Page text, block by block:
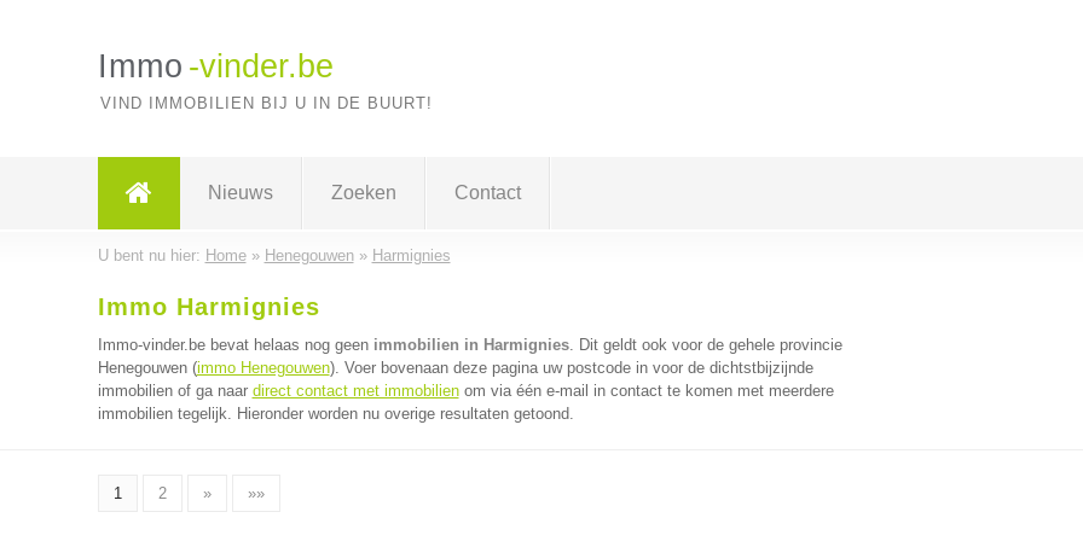
Immo -vinder.be
VIND IMMOBILIEN BIJ U IN DE BUURT!
Nieuws Zoeken Contact
U bent nu hier: Home» Henegouwen» Harmignies
Immo Harmignies
Immo-vinder.be bevat helaas nog geen immobilien in Harmignies. Dit geldt ook voor de gehele provincie
Henegouwen (immo Henegouwen). Voer bovenaan deze pagina uw postcode in voor de dichtstbijzijnde
immobilien of ga naar direct contact met immobilienom via één e-mail in contact te komen met meerdere
immobilien tegelijk. Hieronder worden nu overige resultaten getoond.
1 2 » »»